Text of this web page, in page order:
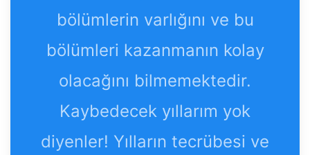
bölümlerin varlığını ve bu
bölümleri kazanmanın kolay
olacağını bilmemektedir.
Kaybedecek yıllarım yok
diyenler! Yılların tecrübesi ve